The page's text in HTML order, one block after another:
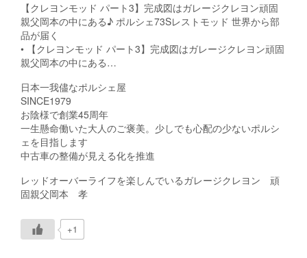
【クレヨンモッド パート3】完成図はガレージクレヨン頑固
親父岡本の中にある♪ ポルシェ73Sレストモッド 世界から部
品が届く
• 【クレヨンモッド パート3】完成図はガレージクレヨン頑固
親父岡本の中にある…
日本一我儘なポルシェ屋
SINCE1979
お陰様で創業45周年
一生懸命働いた大人のご褒美。少しでも心配の少ないポルシ
ェを目指します
中古車の整備が見える化を推進
レッドオーバーライフを楽しんでいるガレージクレヨン 頑
固親父岡本 孝
+1